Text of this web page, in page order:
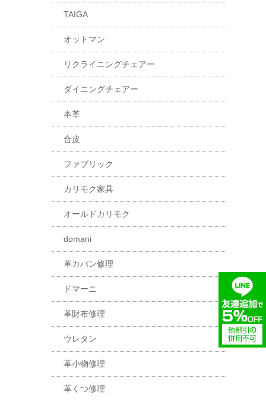
TAIGA
オットマン
リクライニングチェアー
ダイニングチェアー
本革
合皮
ファブリック
カリモク家具
オールドカリモク
domani
革カバン修理
ドマーニ
革財布修理
ウレタン
革小物修理
革くつ修理